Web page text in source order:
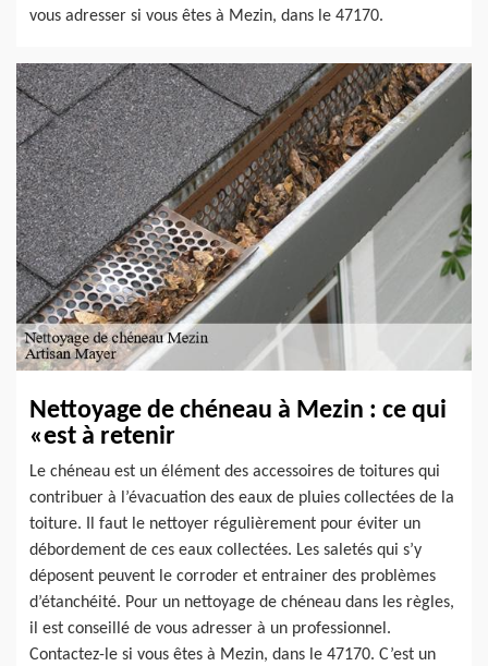
vous adresser si vous êtes à Mezin, dans le 47170.
Nettoyage de chéneau à Mezin : ce qui
«est à retenir
Le chéneau est un élément des accessoires de toitures qui
contribuer à l’évacuation des eaux de pluies collectées de la
toiture. Il faut le nettoyer régulièrement pour éviter un
débordement de ces eaux collectées. Les saletés qui s’y
déposent peuvent le corroder et entrainer des problèmes
d’étanchéité. Pour un nettoyage de chéneau dans les règles,
il est conseillé de vous adresser à un professionnel.
Contactez-le si vous êtes à Mezin, dans le 47170. C’est un